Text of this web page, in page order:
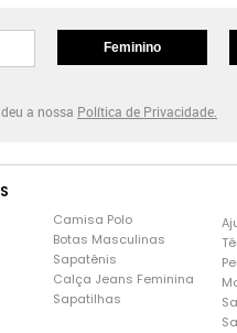
Feminino
a nossa Política de Privacidade.
Camisa Polo
Botas Masculinas
Sapatênis
Calça Jeans Feminina
Sapatilhas